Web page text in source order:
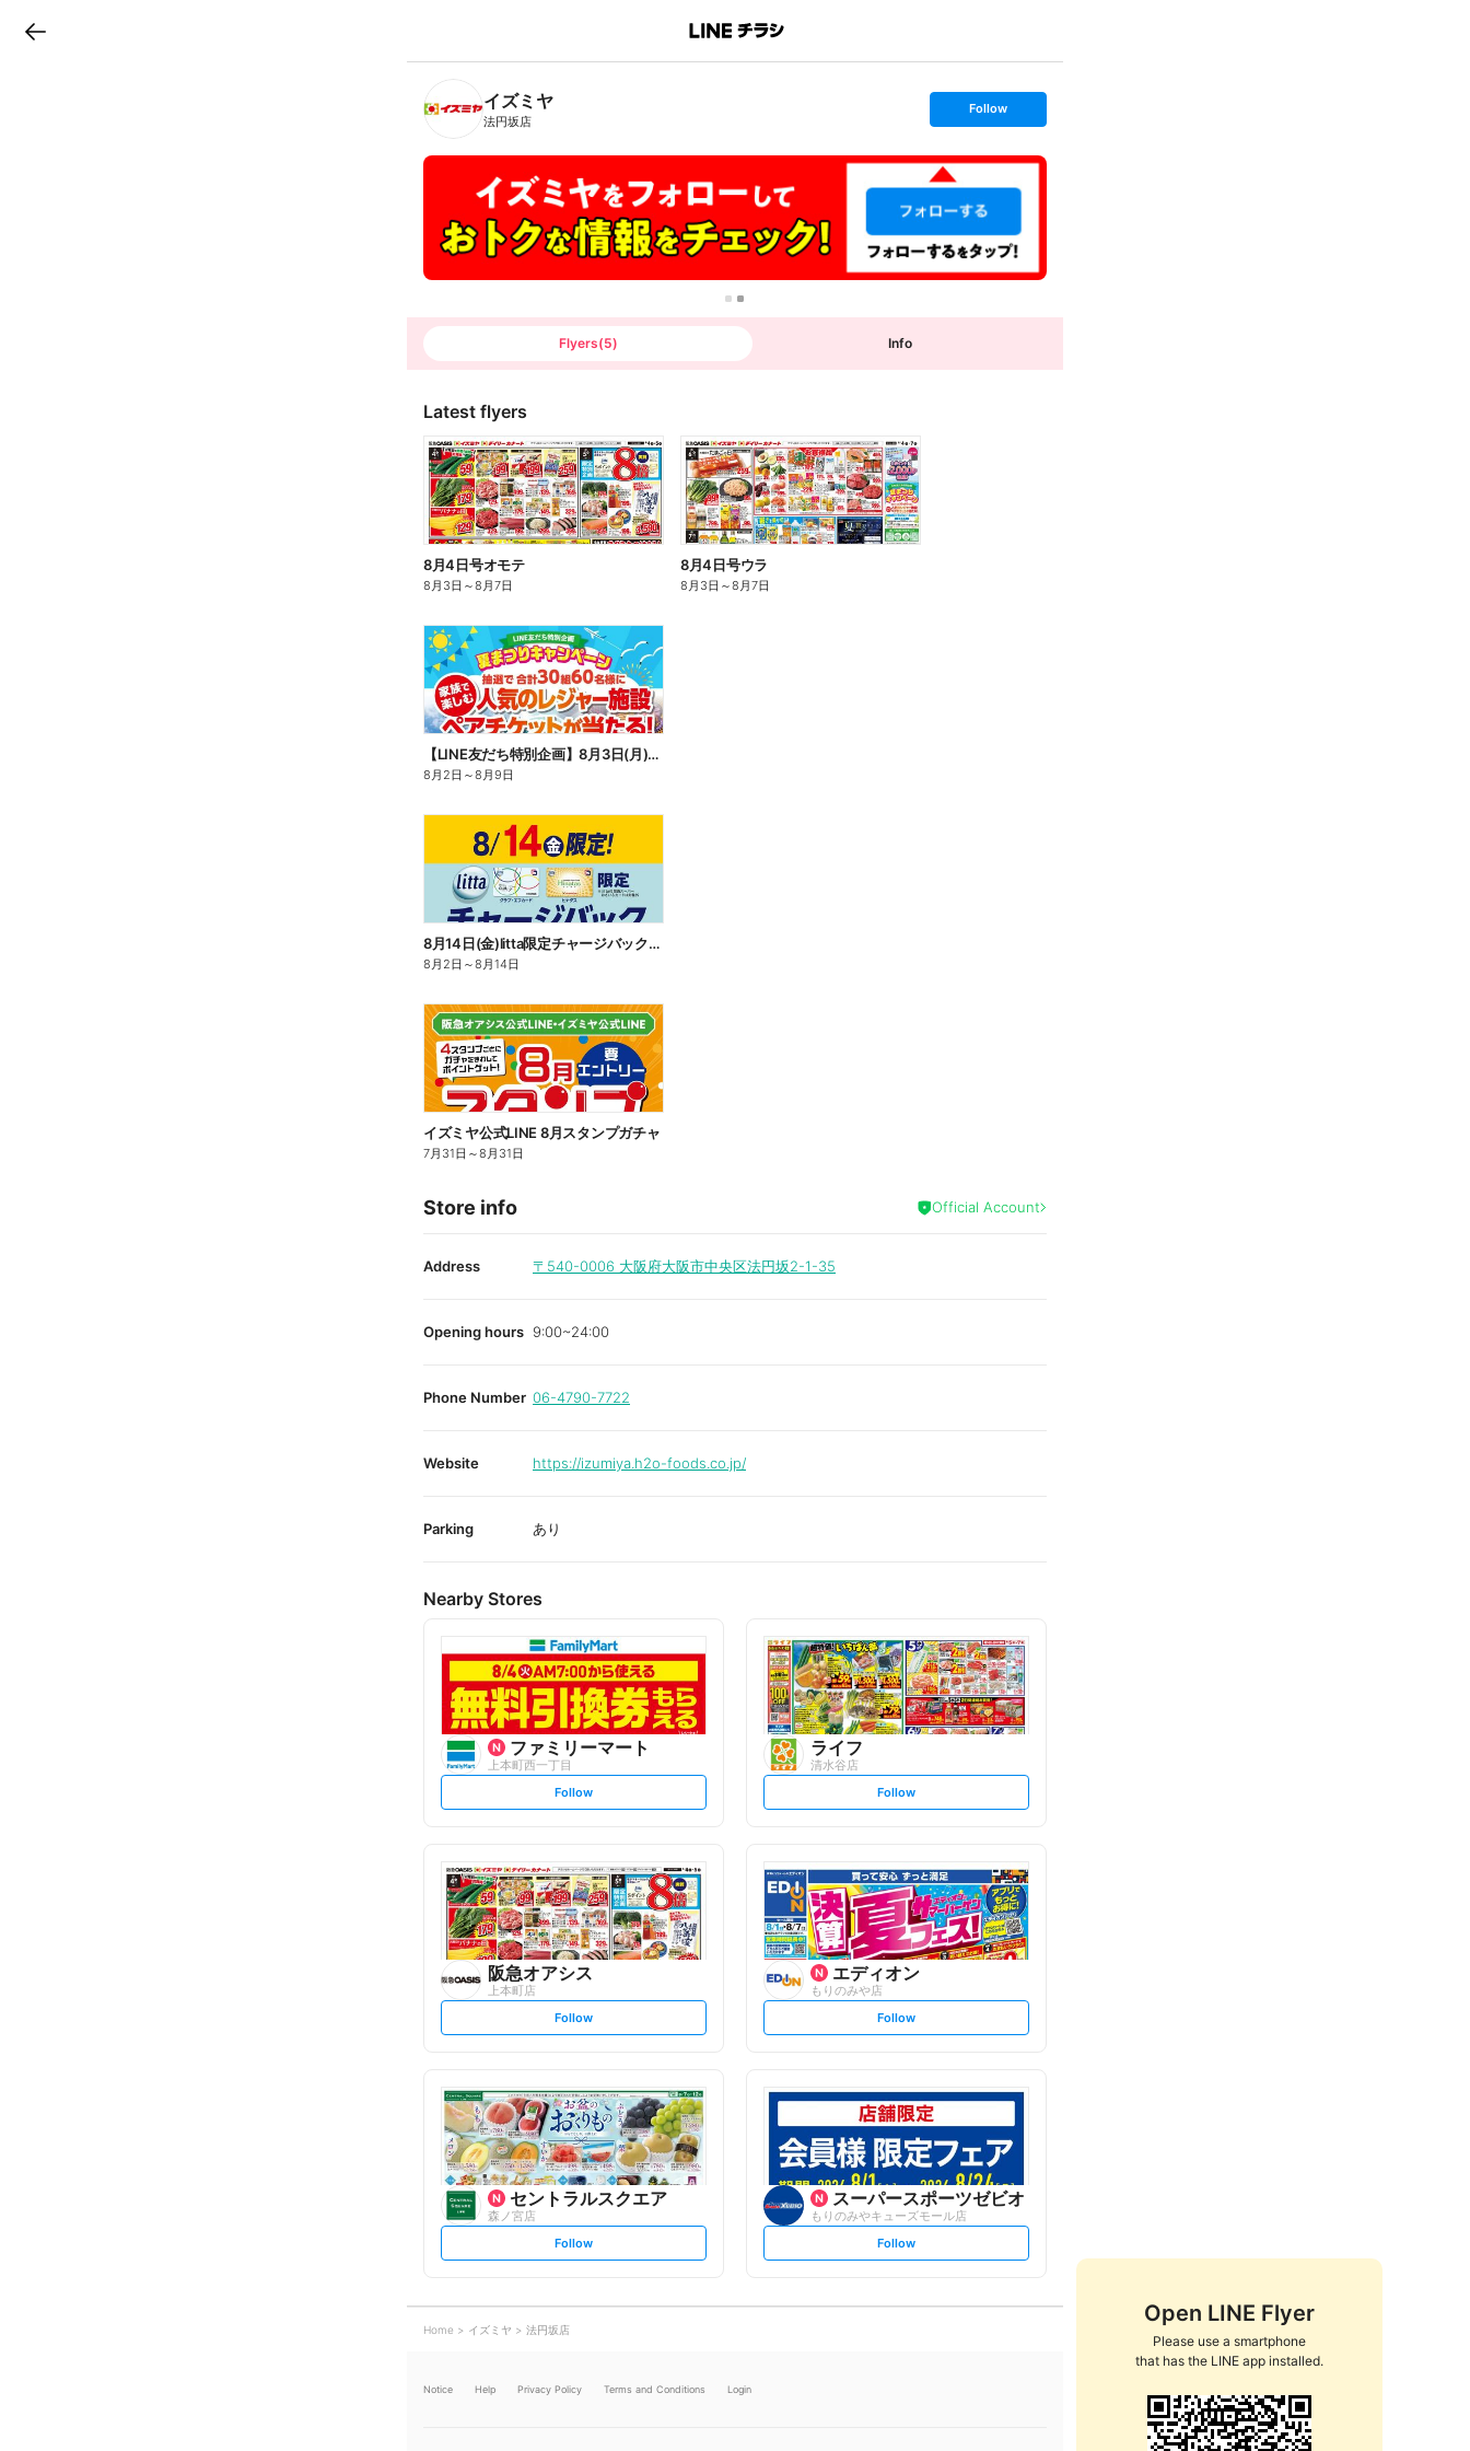
B
n
c
h
T
イズミヤ
法円坂店
s
t
o
l
o
w
Follow
Flyers(5) Info
Latest flyers
8月4日号オモテ
8月3日 ～8月7日
8月4日号ウラ
8月3日 ～8月7日
【LINE友だち特別企画】8月3日(月)~8月9日(日)夏まつりキャンペーン
8月2日 ～8月9日
8月14日(金)litta限定チャージバックキャンペーン!
8月2日 ～8月14日
イズミヤ公式LINE 8月スタンプガチャ
7月31日 ～8月31日
Store info Official Account
Address 〒540-0006 大阪府大阪市中央区法円坂2-1-35
Opening hours 9:00~24:00
Phone Number 06-4790-7722
Website https://izumiya.h2o-foods.co.jp/
Parking あり
Nearby Stores
ファミリーマート
上本町西一丁目
s
t
o
w
Follow
ライフ
清水谷店
s
t
o
w
Follow
阪急オアシス
上本町店
s
t
l
o
w
Follow
エディオン
もりのみや店
s
t
l
o
w
Follow
セントラルスクエア
森ノ宮店
s
t
o
w
Follow
スーパースポーツゼビオ
もりのみやキューズモール店
s
t
Follow
Open LINE Flyer
Please use a smartphone
that has the LINE app installed.
Home イズミヤ 法円坂店
Notice Help Privacy Policy Terms and Conditions Login